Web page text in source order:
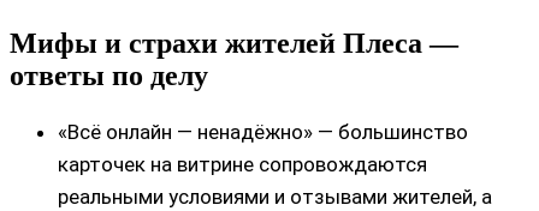
Мифы и страхи жителей Плеса —
ответы по делу
«Всё онлайн — ненадёжно» — большинство
карточек на витрине сопровождаются
реальными условиями и отзывами жителей, а